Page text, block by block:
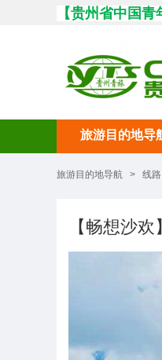
【贵州省中国青
旅游目的地导
旅游目的地导航 > 线路
【畅想沙